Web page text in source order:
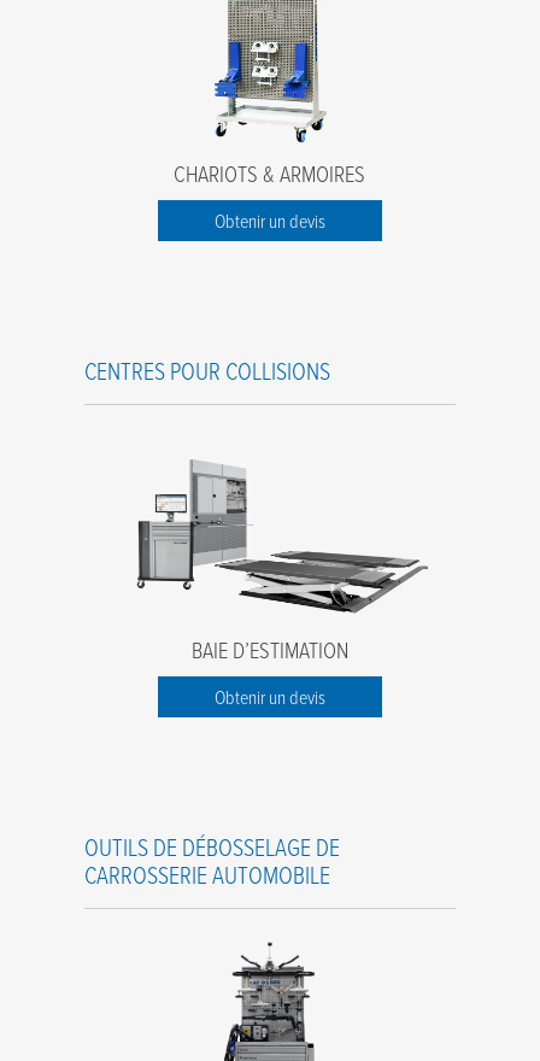
CHARIOTS & ARMOIRES
Obtenir un devis
CENTRES POUR COLLISIONS
BAIE D’ESTIMATION
Obtenir un devis
OUTILS DE DÉBOSSELAGE DE
CARROSSERIE AUTOMOBILE